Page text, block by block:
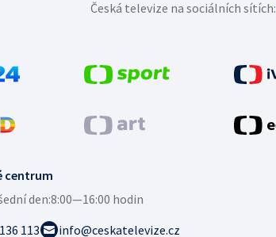
centrum
den:8:00—16:00 hodin
113
info@ceskatelevize.cz
Česká televize na sociálních sítích: